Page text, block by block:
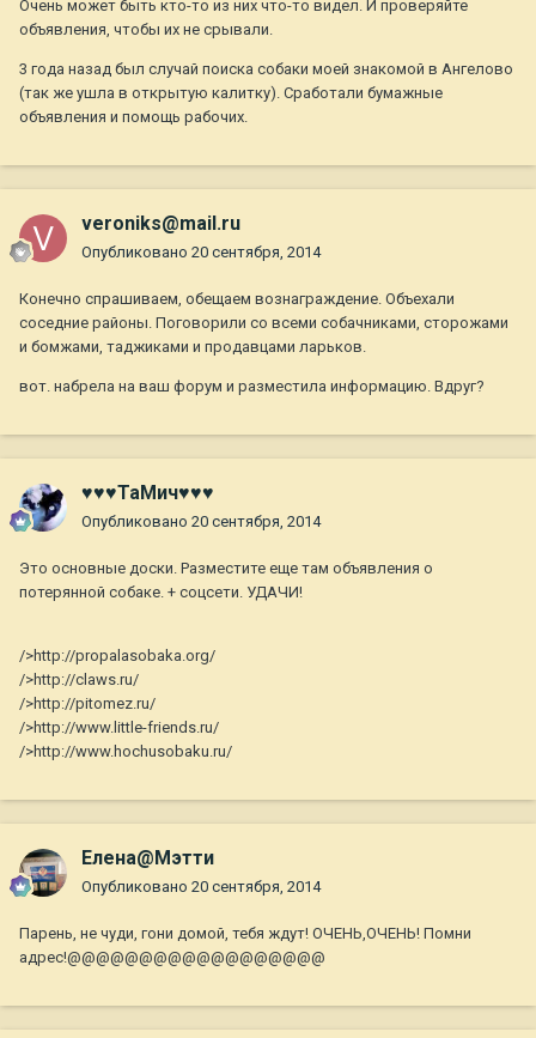
Очень может быть кто-то из них что-то видел. И проверяйте
объявления, чтобы их не срывали.
3 года назад был случай поиска собаки моей знакомой в Ангелово
(так же ушла в открытую калитку). Сработали бумажные
объявления и помощь рабочих.
veroniks@mail.ru
Опубликовано 20 сентября, 2014
Конечно спрашиваем, обещаем вознаграждение. Объехали
соседние районы. Поговорили со всеми собачниками, сторожами
и бомжами, таджиками и продавцами ларьков.
вот. набрела на ваш форум и разместила информацию. Вдруг?
♥♥♥ТаМич♥♥♥
Опубликовано 20 сентября, 2014
Это основные доски. Разместите еще там объявления о
потерянной собаке. + соцсети. УДАЧИ!
/>http://propalasobaka.org/
/>http://claws.ru/
/>http://pitomez.ru/
/>http://www.little-friends.ru/
/>http://www.hochusobaku.ru/
Елена@Мэтти
Опубликовано 20 сентября, 2014
Парень, не чуди, гони домой, тебя ждут! ОЧЕНЬ,ОЧЕНЬ! Помни
адрес!@@@@@@@@@@@@@@@@@@